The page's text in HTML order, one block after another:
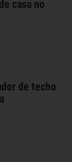
casa no
de techo